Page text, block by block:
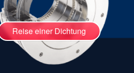
Reise einer Dichtung